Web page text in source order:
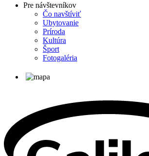
Pre návštevníkov
Čo navštíviť
Ubytovanie
Príroda
Kultúra
Šport
Fotogaléria